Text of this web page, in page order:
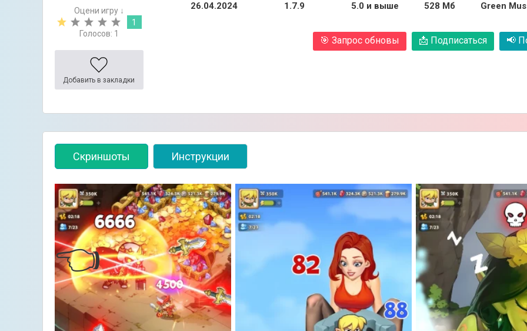
Оцени игру ↓
1
Голосов: 1
Добавить в закладки
26.04.2024 1.7.9 5.0 и выше 528 Мб Green
🎯 Запрос обновы 📩 Подписаться 📢
Скриншоты Инструкции
👈